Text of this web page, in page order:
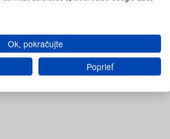
Ok, pokračujte
Poprieť